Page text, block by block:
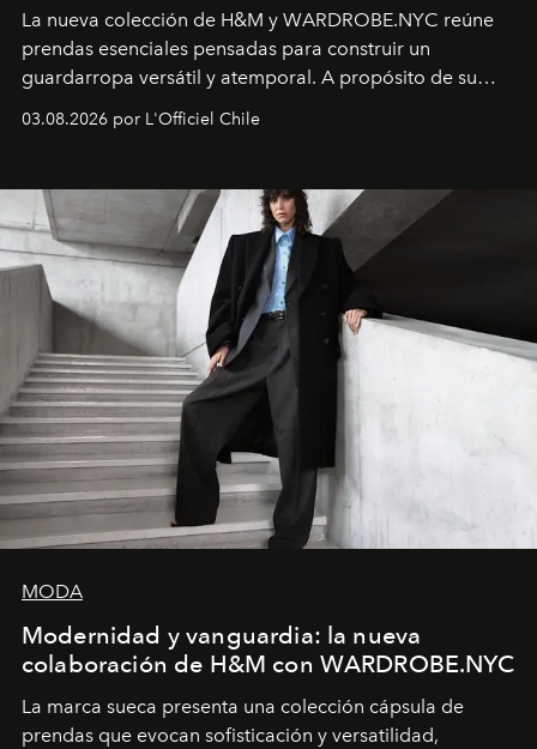
La nueva colección de H&M y WARDROBE.NYC reúne
prendas esenciales pensadas para construir un
guardarropa versátil y atemporal. A propósito de su
lanzamiento, los fundadores de la firma neoyorquina y
la asesora creativa y jefa de diseño global de la marca
y la filosofía detrás de la propuesta.
03.08.2026 por L'Officiel Chile
MODA
Modernidad y vanguardia: la nueva
colaboración de H&M con WARDROBE.NYC
La marca sueca presenta una colección cápsula de
prendas que evocan sofisticación y versatilidad,